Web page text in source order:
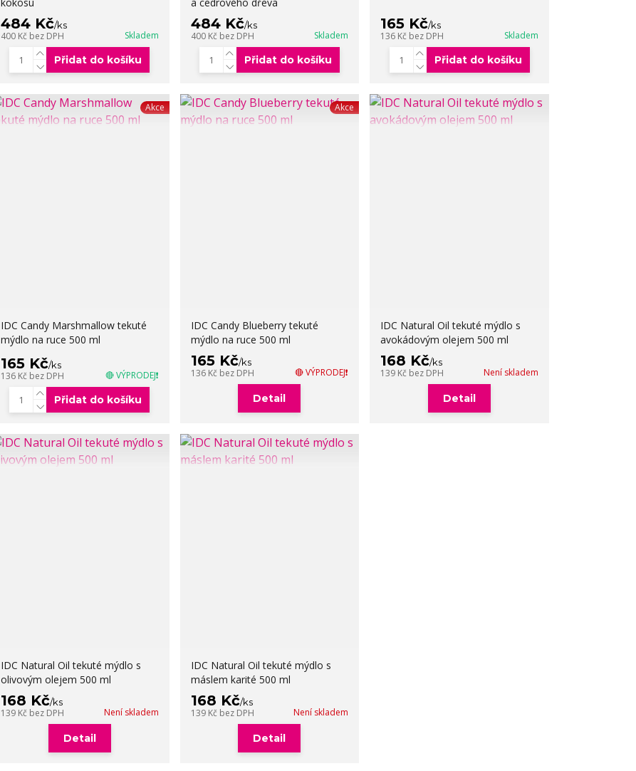
484 Kč/ks
400 Kč bez DPH Skladem
Přidat do košíku
484 Kč/ks
400 Kč bez DPH Skladem
Přidat do košíku
165 Kč/ks
136 Kč bez DPH Skladem
Přidat do košíku
Akce
IDC Candy Marshmallow tekuté
mýdlo na ruce 500 ml
165 Kč/ks
136 Kč bez DPH 🔴 VÝPRODEJ❗
Přidat do košíku
Akce
IDC Candy Blueberry tekuté
mýdlo na ruce 500 ml
165 Kč/ks
136 Kč bez DPH 🔴 VÝPRODEJ❗
Detail
IDC Natural Oil tekuté mýdlo s
avokádovým olejem 500 ml
168 Kč/ks
139 Kč bez DPH Není skladem
Detail
IDC Natural Oil tekuté mýdlo s
olivovým olejem 500 ml
168 Kč/ks
139 Kč bez DPH Není skladem
Detail
IDC Natural Oil tekuté mýdlo s
máslem karité 500 ml
168 Kč/ks
139 Kč bez DPH Není skladem
Detail